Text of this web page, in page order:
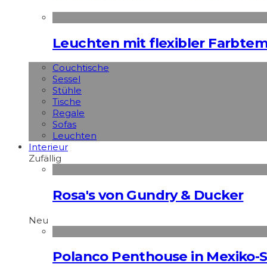
Leuchten mit flexibler
Couchtische
Sessel
Stühle
Tische
Regale
Sofas
Leuchten
Interieur
Zufällig
Rosa's von Gundry & Ducker
Neu
Polanco Penthouse in Mexiko-